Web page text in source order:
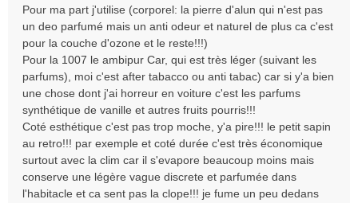
g
e
Pour ma part j'utilise (corporel: la pierre d'alun qui n'est pas
un deo parfumé mais un anti odeur et naturel de plus ca c'est
pour la couche d'ozone et le reste!!!)
Pour la 1007 le ambipur Car, qui est très léger (suivant les
parfums), moi c'est after tabacco ou anti tabac) car si y'a bien
une chose dont j'ai horreur en voiture c'est les parfums
synthétique de vanille et autres fruits pourris!!!
Coté esthétique c'est pas trop moche, y'a pire!!! le petit sapin
au retro!!! par exemple et coté durée c'est très économique
surtout avec la clim car il s'evapore beaucoup moins mais
conserve une légère vague discrete et parfumée dans
l'habitacle et ca sent pas la clope!!! je fume un peu dedans